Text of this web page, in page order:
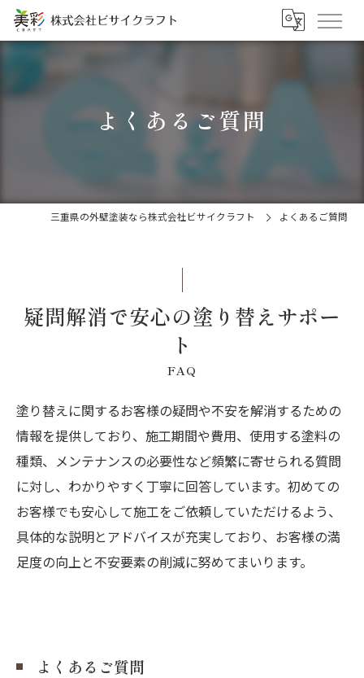
よくあるご質問
三重県の外壁塗装なら株式会社ビサイクラフト よくあるご質問
疑問解消で安心の塗り替えサポー
ト
FAQ
塗り替えに関するお客様の疑問や不安を解消するための
情報を提供しており、施工期間や費用、使用する塗料の
種類、メンテナンスの必要性など頻繁に寄せられる質問
に対し、わかりやすく丁寧に回答しています。初めての
お客様でも安心して施工をご依頼していただけるよう、
具体的な説明とアドバイスが充実しており、お客様の満
足度の向上と不安要素の削減に努めてまいります。
よくあるご質問